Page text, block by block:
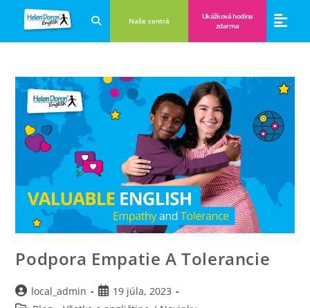
Naše centrá
Ukážková hodina
zdarma
Podpora Empatie A Tolerancie
local_admin
19 júla, 2023